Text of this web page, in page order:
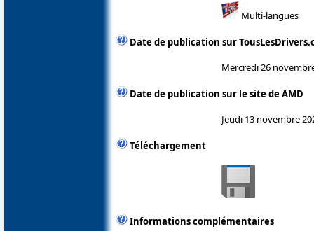
Multi-langues
Date de publication sur
Mercredi 26
Date de publication sur le site de AMD
Jeudi 13 novembre
Téléchargement
Informations complémentaires